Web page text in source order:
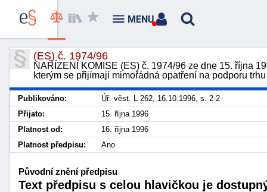
(ES) č. 1974/96
NAŘÍZENÍ KOMISE (ES) č. 1974/96 ze dne 15. října
kterým se přijímají mimořádná opatření na podporu
Publikováno:
Úř. věst. L 262, 16.10.1996, s. 2-2
Přijato:
15. října 1996
Platnost od:
16. října 1996
Platnost předpisu:
Ano
Původní znění předpisu
Text předpisu s celou hlavičkou je
MENU